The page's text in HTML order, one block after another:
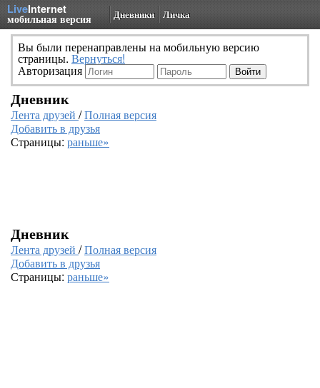
LiveInternet
мобильная версия Дневники Личка
Вы были перенаправлены на мобильную версию
страницы. Вернуться!
Авторизация
Дневник
Лента друзей /Полная версия
Добавить в друзья
Страницы: раньше»
Дневник
Лента друзей /Полная версия
Добавить в друзья
Страницы: раньше»